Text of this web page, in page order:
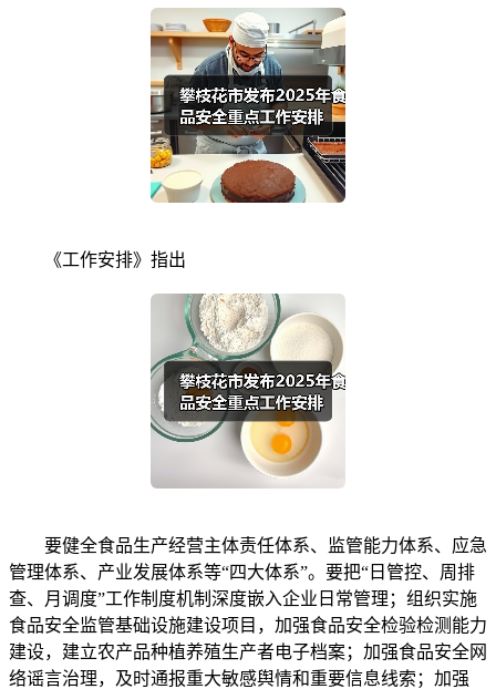
《工作安排》指出
要健全食品生产经营主体责任体系、监管能力体系、应急
管理体系、产业发展体系等“四大体系”。要把“日管控、周排
查、月调度”工作制度机制深度嵌入企业日常管理；组织实施
食品安全监管基础设施建设项目，加强食品安全检验检测能力
建设，建立农产品种植养殖生产者电子档案；加强食品安全网
络谣言治理，及时通报重大敏感舆情和重要信息线索；加强